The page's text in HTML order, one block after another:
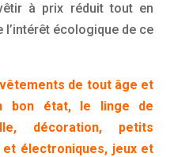
à prix réduit tout en
écologique de ce
de tout âge et
bon état, le linge de
décoration, petits
électroniques, jeux et